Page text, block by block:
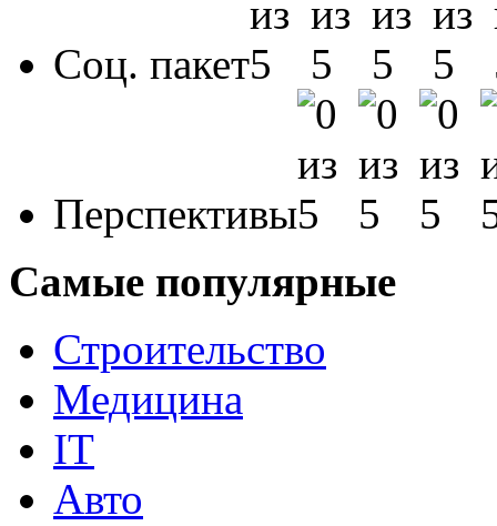
Соц. пакет
Перспективы
Самые популярные
Строительство
Медицина
IT
Авто